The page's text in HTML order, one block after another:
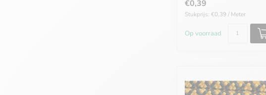
€0,39
Stukprijs: €0,39 / Meter
Op voorraad